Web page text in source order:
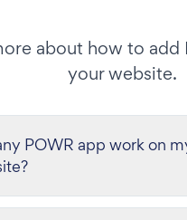
about how to add
your website.
POWR app work on